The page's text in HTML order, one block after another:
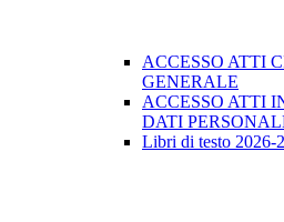
ACCESSO ATTI
GENERALE
ACCESSO ATTI
DATI
Libri di testo 2026-